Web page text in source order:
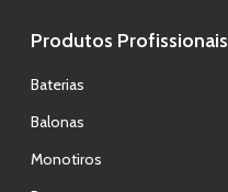
Produtos Profissionais
Baterias
Balonas
Monotiros